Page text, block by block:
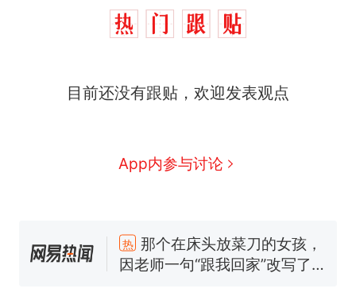
目前还没有跟贴，欢迎发表观点
App内参与讨论
热
那个在床头放菜刀的女孩，
因老师一句“跟我回家”改写了